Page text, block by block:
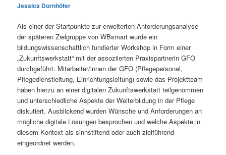
Jessica Dornhöfer
Als einer der Startpunkte zur erweiterten Anforderungsanalyse
der späteren Zielgruppe von WBsmart wurde ein
bildungswissenschaftlich fundierter Workshop in Form einer
„Zukunftswerkstatt“ mit der assoziierten Praxispartnerin GFO
durchgeführt. Mitarbeiter/innen der GFO (Pflegepersonal,
Pflegedienstleitung, Einrichtungsleitung) sowie das Projektteam
haben hierzu an einer digitalen Zukunftswerkstatt teilgenommen
und unterschiedliche Aspekte der Weiterbildung in der Pflege
diskutiert. Ausblickend wurden Wünsche und Anforderungen an
mögliche digitale Lösungen besprochen und welche Aspekte in
diesem Kontext als sinnstiftend oder auch zielführend
eingeordnet werden.